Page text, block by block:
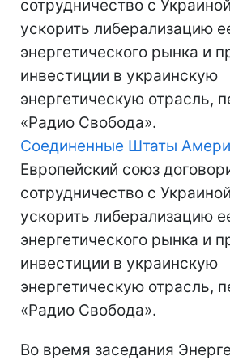
сотрудничество с
ускорить либерализацию
энергетического рынка и
инвестиции в украинскую
энергетическую отрасль,
«Радио Свобода».
Соединенные Штаты
Европейский союз
сотрудничество с
ускорить либерализацию
энергетического рынка и
инвестиции в украинскую
энергетическую отрасль,
«Радио Свобода».
Во время заседания